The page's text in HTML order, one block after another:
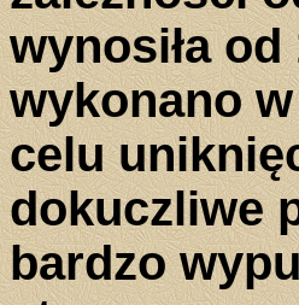
wynosiła
wykonano
celu
dokuczliwe
bardzo